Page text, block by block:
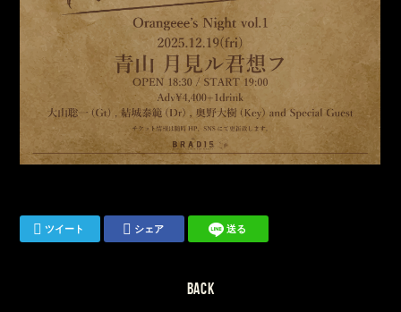
ツイート シェア 送る
BACK